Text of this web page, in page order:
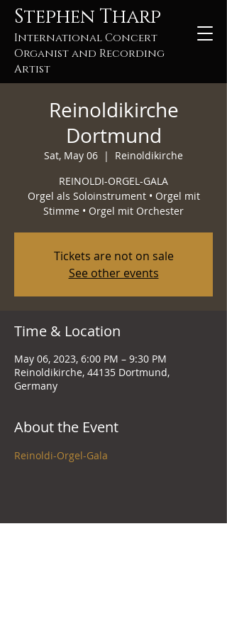
Stephen Tharp
International Concert
Organist and Recording
Artist
Reinoldikirche
Dortmund
Sat, May 06
  |
Reinoldikirche
REINOLDI-ORGEL-GALA
Orgel als Soloinstrument • Orgel mit
Stimme • Orgel mit Orchester
Tickets are not on sale
See other events
Time & Location
May 06, 2023, 6:00 PM – 9:30 PM
Reinoldikirche, 44135 Dortmund,
Germany
About the Event
Reinoldi-Orgel-Gala